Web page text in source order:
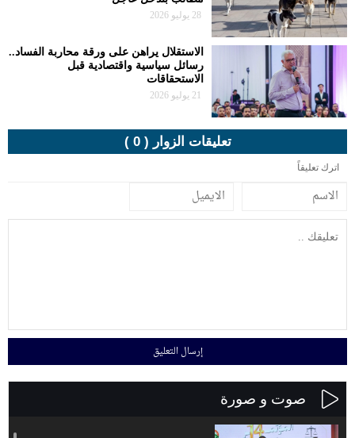
28 يوليو 2026
الاستقلال يراهن على ورقة محاربة الفساد..
رسائل سياسية واقتصادية قبل
الاستحقاقات
تعليقات الزوار ( 0 )
اترك تعليقاً
صوت و صورة